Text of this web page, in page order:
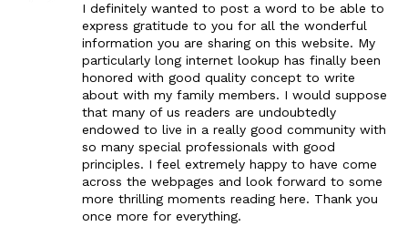
I definitely wanted to post a word to be able to
express gratitude to you for all the wonderful
information you are sharing on this website. My
particularly long internet lookup has finally been
honored with good quality concept to write
about with my family members. I would suppose
that many of us readers are undoubtedly
endowed to live in a really good community with
so many special professionals with good
principles. I feel extremely happy to have come
across the webpages and look forward to some
more thrilling moments reading here. Thank you
once more for everything.